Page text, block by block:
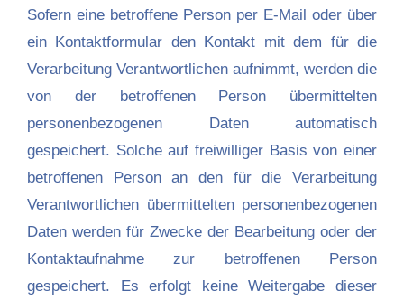
Sofern eine betroffene Person per E-Mail oder über
ein Kontaktformular den Kontakt mit dem für die
Verarbeitung Verantwortlichen aufnimmt, werden die
von der betroffenen Person übermittelten
personenbezogenen Daten automatisch
gespeichert. Solche auf freiwilliger Basis von einer
betroffenen Person an den für die Verarbeitung
Verantwortlichen übermittelten personenbezogenen
Daten werden für Zwecke der Bearbeitung oder der
Kontaktaufnahme zur betroffenen Person
gespeichert. Es erfolgt keine Weitergabe dieser